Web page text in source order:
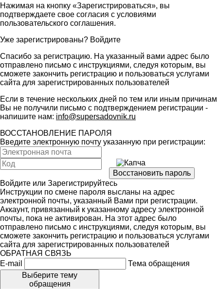
Нажимая на кнопку «Зарегистрироваться», вы
подтверждаете свое согласия с условиями
пользовательского соглашения.
Уже зарегистрированы? Войдите
Спасибо за регистрацию. На указанный вами адрес было
отправлено письмо с инструкциями, следуя которым, вы
сможете закончить регистрацию и пользоваться услугами
сайта для зарегистрированных пользователей
Если в течение нескольких дней по тем или иным причинам
Вы не получили письмо с подтверждением регистрации -
напишите нам: info@supersadovnik.ru
ВОССТАНОВЛЕНИЕ ПАРОЛЯ
Введите электронную почту указанную при регистрации:
Войдите или Зарегистрируйтесь
Инструкции по смене пароля высланы на адрес
электронной почты, указанный Вами при регистрации.
Аккаунт, привязанный к указанному адресу электронной
почты, пока не активирован. На этот адрес было
отправлено письмо с инструкциями, следуя которым, вы
сможете закончить регистрацию и пользоваться услугами
сайта для зарегистрированных пользователей
ОБРАТНАЯ СВЯЗЬ
E-mail
Тема обращения
Выберите тему
обращения